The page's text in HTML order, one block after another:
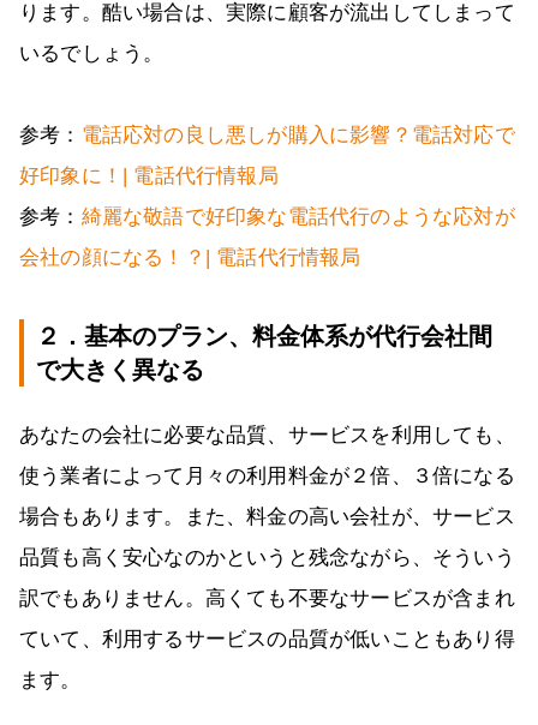
ります。酷い場合は、実際に顧客が流出してしまって
いるでしょう。
参考： 電話応対の良し悪しが購入に影響？電話対応で
好印象に！| 電話代行情報局
参考： 綺麗な敬語で好印象な電話代行のような応対が
会社の顔になる！？| 電話代行情報局
２．基本のプラン、料金体系が代行会社間
で大きく異なる
あなたの会社に必要な品質、サービスを利用しても、
使う業者によって月々の利用料金が２倍、３倍になる
場合もあります。また、料金の高い会社が、サービス
品質も高く安心なのかというと残念ながら、そういう
訳でもありません。高くても不要なサービスが含まれ
ていて、利用するサービスの品質が低いこともあり得
ます。